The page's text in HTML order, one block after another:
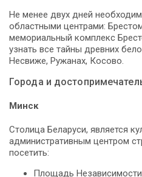
Не менее двух дней
областными центрами:
мемориальный комплекс
узнать все тайны древних
Несвиже, Ружанах, Косово.
Города и
Минск
Столица Беларуси, является
административным центром
посетить:
Площадь